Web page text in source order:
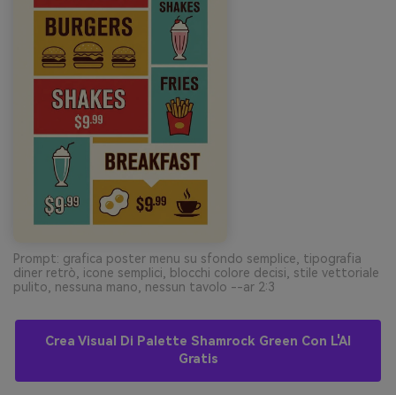
Prompt: grafica poster menu su sfondo semplice, tipografia
diner retrò, icone semplici, blocchi colore decisi, stile vettoriale
pulito, nessuna mano, nessun tavolo --ar 2:3
Crea Visual Di Palette Shamrock Green Con L'AI
Gratis